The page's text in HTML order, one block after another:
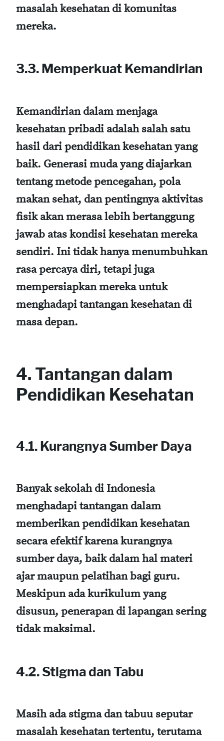
masalah kesehatan di komunitas
mereka.
3.3. Memperkuat Kemandirian
Kemandirian dalam menjaga
kesehatan pribadi adalah salah satu
hasil dari pendidikan kesehatan yang
baik. Generasi muda yang diajarkan
tentang metode pencegahan, pola
makan sehat, dan pentingnya aktivitas
fisik akan merasa lebih bertanggung
jawab atas kondisi kesehatan mereka
sendiri. Ini tidak hanya menumbuhkan
rasa percaya diri, tetapi juga
mempersiapkan mereka untuk
menghadapi tantangan kesehatan di
masa depan.
4. Tantangan dalam
Pendidikan Kesehatan
4.1. Kurangnya Sumber Daya
Banyak sekolah di Indonesia
menghadapi tantangan dalam
memberikan pendidikan kesehatan
secara efektif karena kurangnya
sumber daya, baik dalam hal materi
ajar maupun pelatihan bagi guru.
Meskipun ada kurikulum yang
disusun, penerapan di lapangan sering
tidak maksimal.
4.2. Stigma dan Tabu
Masih ada stigma dan tabuu seputar
masalah kesehatan tertentu, terutama